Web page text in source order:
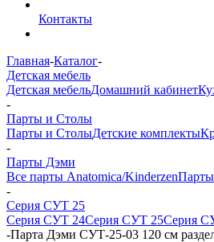
Контакты
Главная-Каталог-
Детская мебель
Детская мебельДомашний кабинет
-
Парты и Столы
Парты и СтолыДетские комплекты
-
Парты Дэми
Все парты Anatomica/KinderzenПарты
-
Серия СУТ 25
Серия СУТ 24Серия СУТ 25Серия
-Парта Дэми СУТ-25-03 120 см